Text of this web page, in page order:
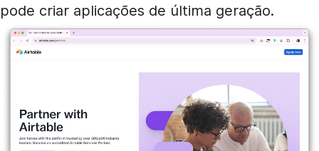
pode criar aplicações de última geração.